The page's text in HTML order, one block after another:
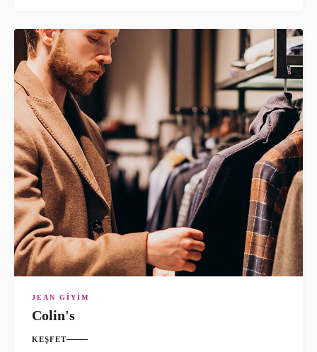
JEAN GIYIM
Colin's
KEŞFET